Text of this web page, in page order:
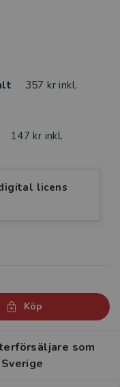
357 kr inkl.
147 kr inkl.
licens
Köp
som